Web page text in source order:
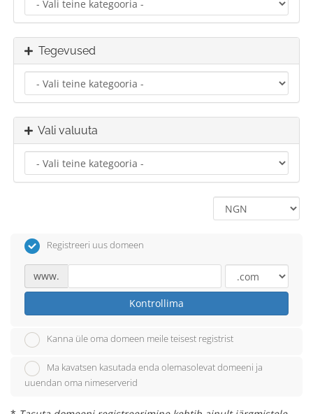
Tegevused
Vali valuuta
Registreeri uus domeen
www.
Kontrollima
Kanna üle oma domeen meile teisest registrist
Ma kavatsen kasutada enda olemasolevat domeeni ja
uuendan oma nimeserverid